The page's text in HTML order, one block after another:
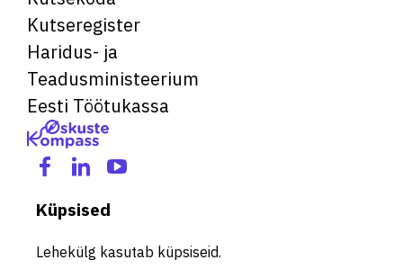
Kutseregister
Haridus- ja
Teadusministeerium
Eesti Töötukassa
Küpsised
Lehekülg kasutab küpsiseid.